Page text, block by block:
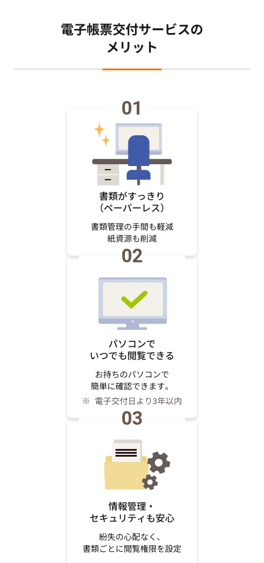
電子帳票交付サービスの
メリット
01
書類がすっきり
（ペーパーレス）
書類管理の手間も軽減
紙資源も削減
02
パソコンで
いつでも閲覧できる
お持ちのパソコンで
簡単に確認できます。
電子交付日より3年以内
03
情報管理・
セキュリティも安心
紛失の心配なく、
書類ごとに閲覧権限を設定